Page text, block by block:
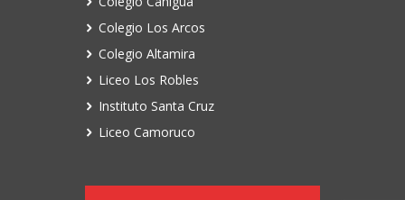
Colegio Los Arcos
Colegio Altamira
Liceo Los Robles
Instituto Santa Cruz
Liceo Camoruco